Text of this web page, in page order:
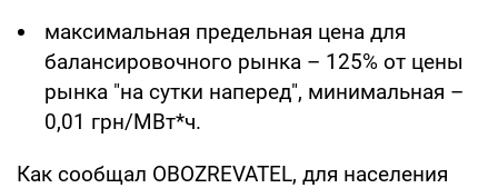
максимальная предельная цена для
балансировочного рынка – 125% от цены
рынка "на сутки наперед", минимальная –
0,01 грн/МВт*ч.
Как сообщал OBOZREVATEL, для населения